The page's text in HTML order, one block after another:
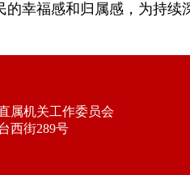
的幸福感和归属感，为持续
属机关工作委员会
西街289号